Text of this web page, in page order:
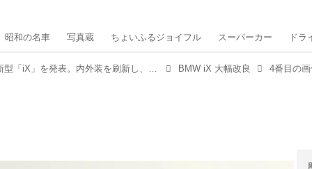
昭和の名車 写真蔵 ちょいふるジョイフル スーパーカー ドラ
BMWが大幅改良された新型「iX」を発表。内外装を刷新し、パフォーマンスを向上 BMW iX 大幅改良 4番目の